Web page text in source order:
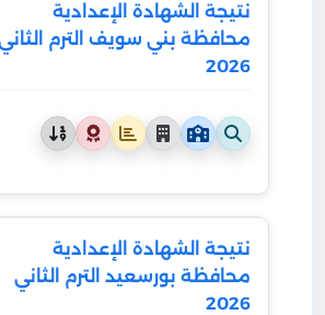
نتيجة الشهادة الإعدادية
محافظة بني سويف الترم
2026
نتيجة الشهادة الإعدادية
محافظة بورسعيد الترم الثاني
2026